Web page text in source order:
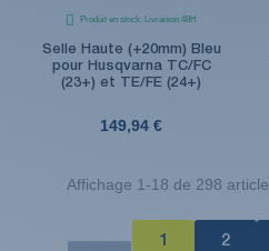
Produit en stock. Livraison 48H
Selle Haute (+20mm) Bleu
pour Husqvarna TC/FC
(23+) et TE/FE (24+)
149,94 €
Affichage 1-18 de 298
1 2